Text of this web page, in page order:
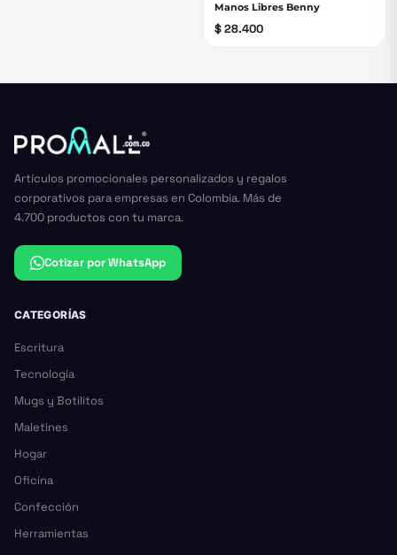
Manos Libres Benny
$ 28.400
Artículos promocionales personalizados y regalos
corporativos para empresas en Colombia. Más de
4.700 productos con tu marca.
Cotizar por WhatsApp
CATEGORÍAS
Escritura
Tecnología
Mugs y Botilitos
Maletines
Hogar
Oficina
Confección
Herramientas